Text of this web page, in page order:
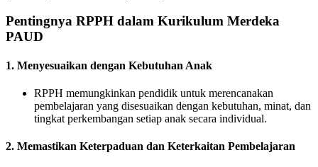
Pentingnya RPPH dalam Kurikulum Merdeka
PAUD
1. Menyesuaikan dengan Kebutuhan Anak
RPPH memungkinkan pendidik untuk merencanakan
pembelajaran yang disesuaikan dengan kebutuhan, minat, dan
tingkat perkembangan setiap anak secara individual.
2. Memastikan Keterpaduan dan Keterkaitan Pembelajaran